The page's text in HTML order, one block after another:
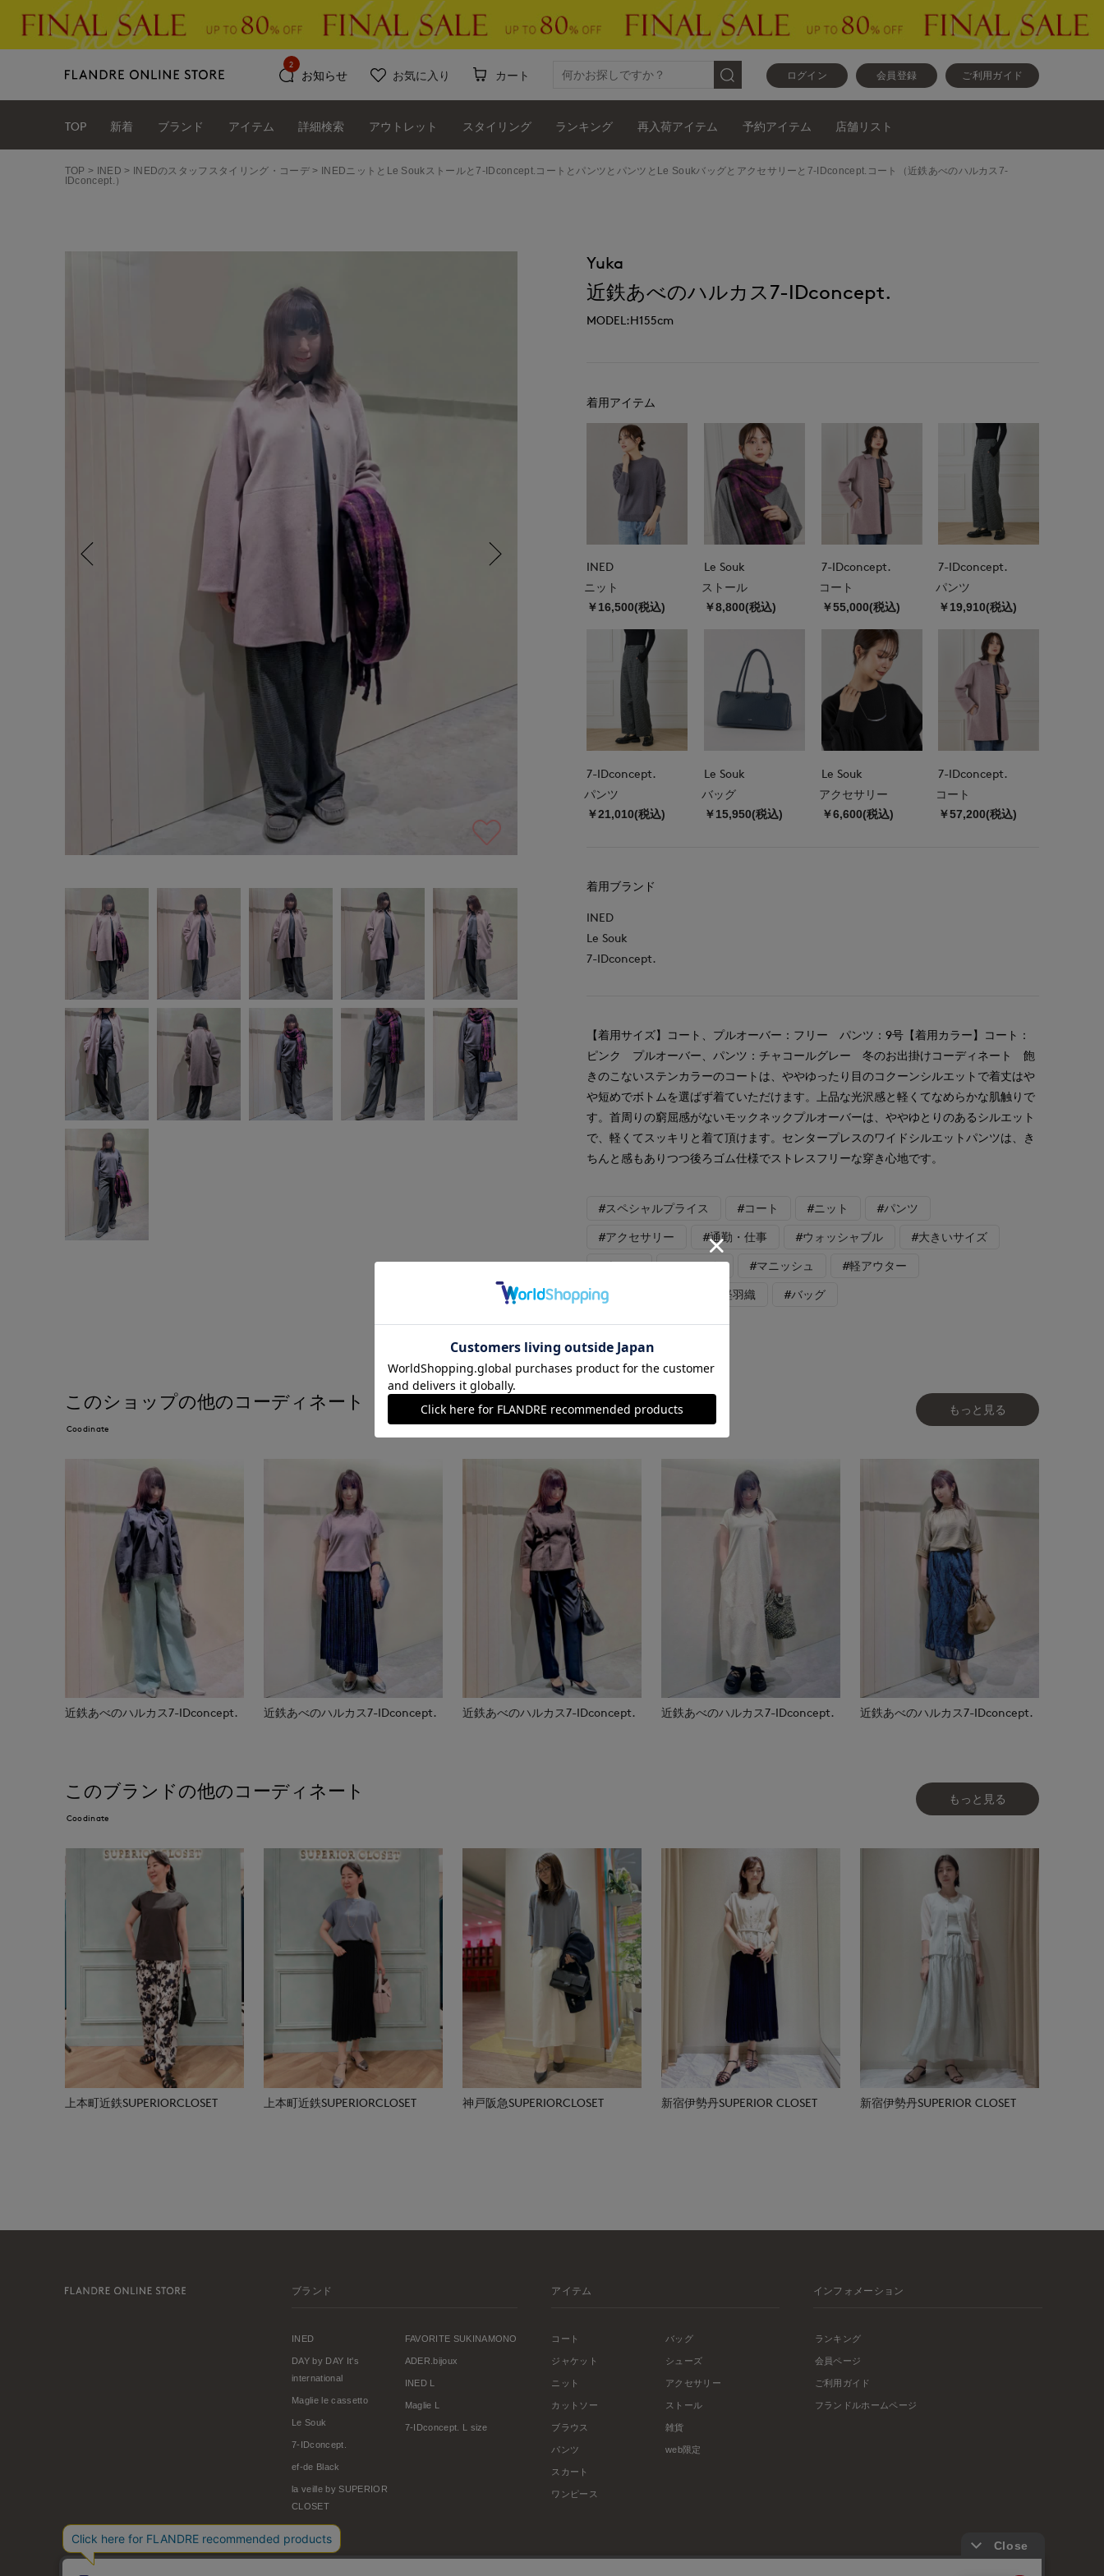
ログイン 会員登録 ご利用ガイド
お知らせ
2
お気に入り カート
TOP 新着 ブランド アイテム 詳細検索 アウトレット スタイリング ランキング 再入荷アイテム 予約アイテム 店舗リスト
TOP INED INEDのスタッフスタイリング・コーデ
INEDニットとLe Soukストールと7-IDconcept.コートとパンツとパンツとLe Soukバッグとアクセサリーと7-IDconcept.コート（近鉄あべのハルカス7-
IDconcept.）
Yuka
近鉄あべのハルカス7-IDconcept.
MODEL:H155cm
着用アイテム
INED
ニット
￥16,500(税込)
Le Souk
ストール
￥8,800(税込)
7-IDconcept.
コート
￥55,000(税込)
7-IDconcept.
パンツ
￥19,910(税込)
7-IDconcept.
パンツ
￥21,010(税込)
Le Souk
バッグ
￥15,950(税込)
Le Souk
アクセサリー
￥6,600(税込)
7-IDconcept.
コート
￥57,200(税込)
着用ブランド
INED
Le Souk
7-IDconcept.
【着用サイズ】コート、プルオーバー：フリー パンツ：9号【着用カラー】コート：
ピンク プルオーバー、パンツ：チャコールグレー 冬のお出掛けコーディネート 飽
きのこないステンカラーのコートは、ややゆったり目のコクーンシルエットで着丈はや
や短めでボトムを選ばず着ていただけます。上品な光沢感と軽くてなめらかな肌触りで
す。首周りの窮屈感がないモックネックプルオーバーは、ややゆとりのあるシルエット
で、軽くてスッキリと着て頂けます。センタープレスのワイドシルエットパンツは、き
ちんと感もありつつ後ろゴム仕様でストレスフリーな穿き心地です。
#スペシャルプライス #コート #ニット #パンツ
#アクセサリー #通勤・仕事 #ウォッシャブル #大きいサイズ
#ウール #チェック #マニッシュ #軽アウター
#骨格ストレート #軽羽織 #バッグ
このショップの他のコーディネート
Coodinate
もっと見る
近鉄あべのハルカス7-IDconcept. 近鉄あべのハルカス7-IDconcept. 近鉄あべのハルカス7-IDconcept. 近鉄あべのハルカス7-IDconcept. 近鉄あべのハルカス7-IDconcept.
このブランドの他のコーディネート
Coodinate
もっと見る
上本町近鉄SUPERIORCLOSET 上本町近鉄SUPERIORCLOSET 神戸阪急SUPERIORCLOSET 新宿伊勢丹SUPERIOR CLOSET 新宿伊勢丹SUPERIOR CLOSET
ブランド
INED
DAY by DAY It's
international
Maglie le cassetto
Le Souk
7-IDconcept.
ef-de Black
la veille by SUPERIOR
CLOSET
FAVORITE SUKINAMONO
ADER.bijoux
INED L
Maglie L
7-IDconcept. L size
アイテム
コート
ジャケット
ニット
カットソー
ブラウス
パンツ
スカート
ワンピース
バッグ
シューズ
アクセサリー
ストール
雑貨
web限定
インフォメーション
ランキング
会員ページ
ご利用ガイド
フランドルホームページ